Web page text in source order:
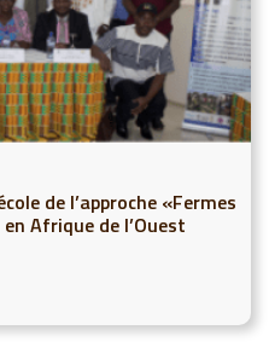
de l’approche «Fermes
Afrique de l’Ouest